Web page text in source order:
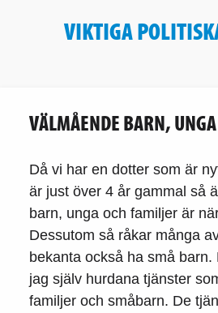
VIKTIGA
VÄLMÅENDE BARN,
Då vi har en dotter som är
är just över 4 år gammal så
barn, unga och familjer är
Dessutom så råkar många
bekanta också ha små barn.
jag själv hurdana tjänster
familjer och småbarn. De